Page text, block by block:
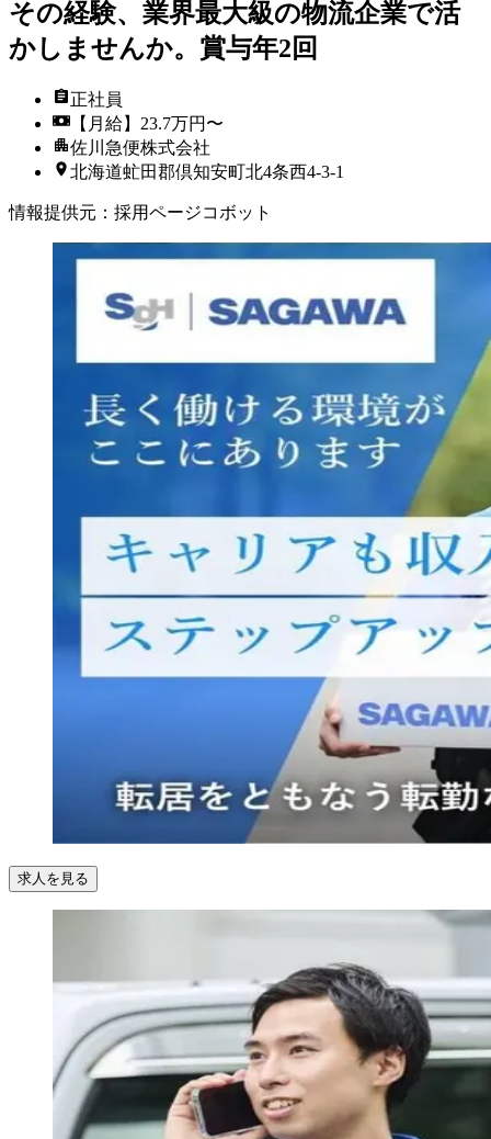
その経験、業界最大級の物流企業で活
かしませんか。賞与年2回
正社員
【月給】23.7万円〜
佐川急便株式会社
北海道虻田郡倶知安町北4条西4-3-1
情報提供元 ： 採用ページコボット
求人を見る